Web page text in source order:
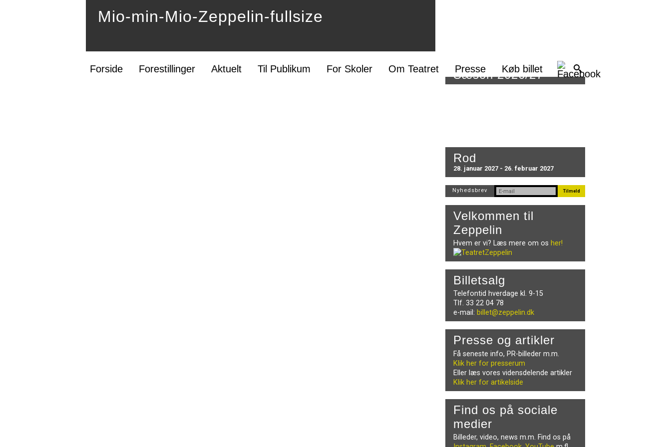
Forside Forestillinger Aktuelt Til Publikum For Skoler Om Teatret Presse Køb billet
Mio-min-Mio-Zeppelin-fullsize
Sæson 2026/27
Rod
28. januar 2027 - 26. februar 2027
Nyhedsbrev
Velkommen til
Zeppelin
Hvem er vi? Læs mere om os her!
Billetsalg
Telefontid hverdage kl. 9-15
Tlf. 33 22 04 78
e-mail: billet@zeppelin.dk
Presse og artikler
Få seneste info, PR-billeder m.m.
Klik her for presserum
Eller læs vores vidensdelende artikler
Klik her for artikelside
Find os på sociale
medier
Billeder, video, news m.m. Find os på